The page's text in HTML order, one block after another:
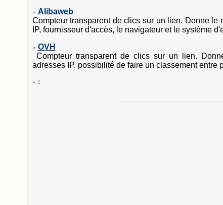
Alibaweb
Compteur transparent de clics sur un lien. Donne le
IP, fournisseur d'accès, le navigateur et le système
OVH
Compteur transparent de clics sur un lien.
adresses IP. possibilité de faire un classement entre
: